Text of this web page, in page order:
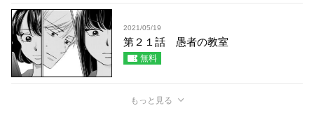
2021/05/19
第２１話 愚者の教室
無料
もっと見る